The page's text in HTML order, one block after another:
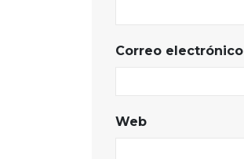
Correo electrónico
Web